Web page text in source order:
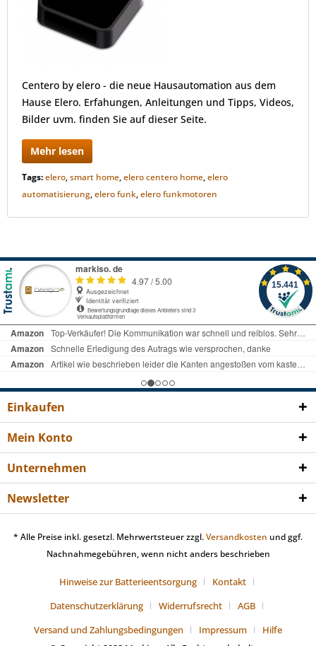
Centero by elero - die neue Hausautomation aus dem
Hause Elero. Erfahungen, Anleitungen und Tipps, Videos,
Bilder uvm. finden Sie auf dieser Seite.
Mehr lesen
Tags:elero,smart home,elero centero home,elero
automatisierung,elero funk,elero funkmotoren
Einkaufen
Mein Konto
Unternehmen
Newsletter
* Alle Preise inkl. gesetzl. Mehrwertsteuer zzgl.Versandkosten und ggf.
Nachnahmegebühren, wenn nicht anders beschrieben
Hinweise zur Batterieentsorgung
Kontakt
Datenschutzerklärung
Widerrufsrecht
AGB
Versand und Zahlungsbedingungen
Impressum
Hilfe